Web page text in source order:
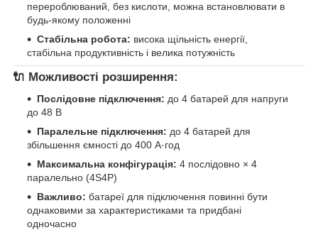
перероблюваний, без кислоти, можна встановлювати в
будь-якому положенні
Стабільна робота: висока щільність енергії,
стабільна продуктивність і велика потужність
🔌 Можливості розширення:
Послідовне підключення: до 4 батарей для напруги
до 48 В
Паралельне підключення: до 4 батарей для
збільшення ємності до 400 А·год
Максимальна конфігурація: 4 послідовно × 4
паралельно (4S4P)
Важливо: батареї для підключення повинні бути
однаковими за характеристиками та придбані
одночасно